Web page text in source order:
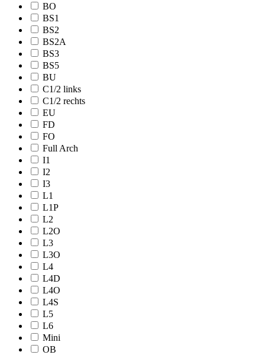
BO
BS1
BS2
BS2A
BS3
BS5
BU
C1/2 links
C1/2 rechts
EU
FD
FO
Full Arch
I1
I2
I3
L1
L1P
L2
L2O
L3
L3O
L4
L4D
L4O
L4S
L5
L6
Mini
OB